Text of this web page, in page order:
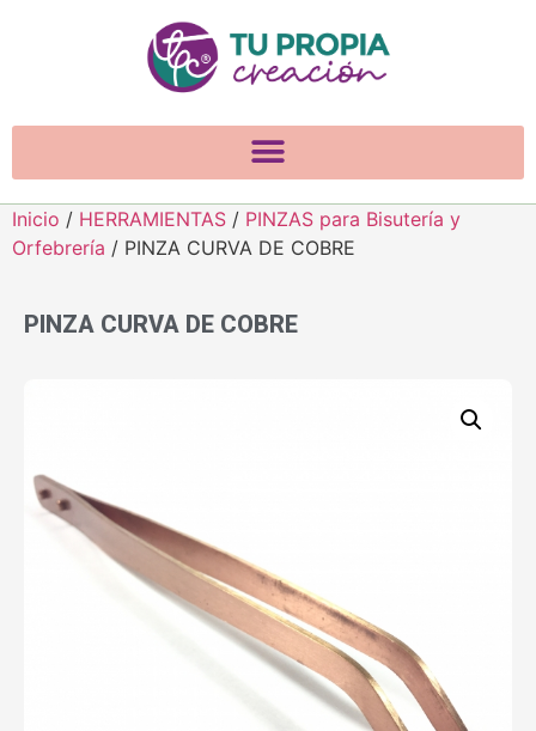
Inicio / HERRAMIENTAS / PINZAS para Bisutería y
Orfebrería / PINZA CURVA DE COBRE
PINZA CURVA DE COBRE